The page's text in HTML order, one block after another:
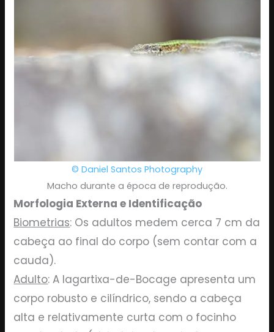
© Daniel Santos Photography
Macho durante a época de reprodução.
Morfologia Externa e Identificação
Biometrias: Os adultos medem cerca 7 cm da
cabeça ao final do corpo (sem contar com a
cauda).
Adulto: A lagartixa-de-Bocage apresenta um
corpo robusto e cilíndrico, sendo a cabeça
alta e relativamente curta com o focinho